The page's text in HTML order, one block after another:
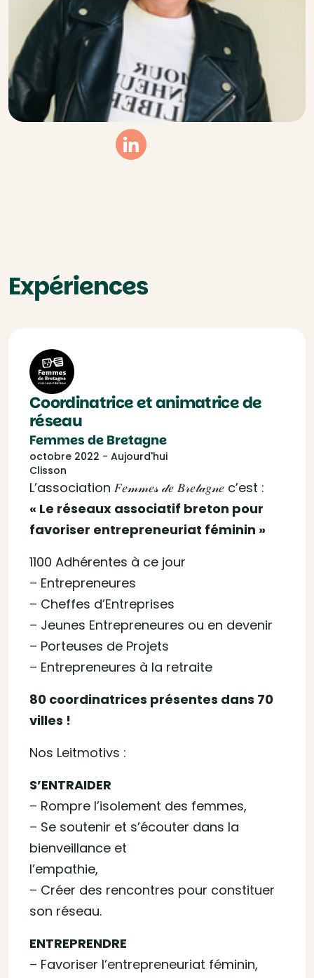
Linkedin
Expériences
Coordinatrice et animatrice de
réseau
Femmes de Bretagne
octobre 2022 - Aujourd'hui
Clisson
L’association 𝐹𝑒𝓂𝓂𝑒𝓈 𝒹𝑒 𝐵𝓇𝑒𝓉𝒶𝑔𝓃𝑒 c’est :
« Le réseaux associatif breton pour
favoriser entrepreneuriat féminin »
1100 Adhérentes à ce jour
– Entrepreneures
– Cheffes d’Entreprises
– Jeunes Entrepreneures ou en devenir
– Porteuses de Projets
– Entrepreneures à la retraite
80 coordinatrices présentes dans 70
villes !
Nos Leitmotivs :
S’ENTRAIDER
– Rompre l’isolement des femmes,
– Se soutenir et s’écouter dans la
bienveillance et
l’empathie,
– Créer des rencontres pour constituer
son réseau.
ENTREPRENDRE
– Favoriser l’entrepreneuriat féminin,